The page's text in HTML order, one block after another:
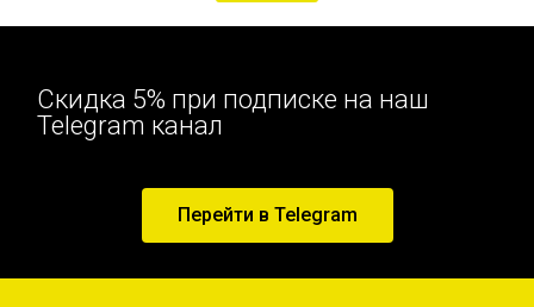
Скидка 5% при подписке на наш
Telegram канал
Перейти в Telegram